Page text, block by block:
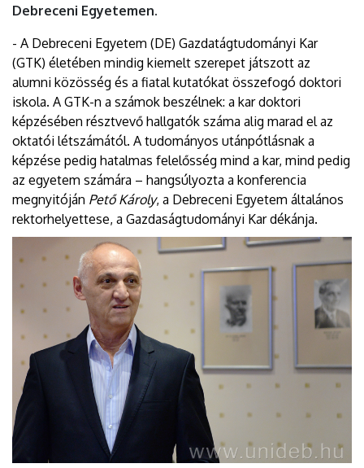
Debreceni Egyetemen.
- A Debreceni Egyetem (DE) Gazdatágtudományi Kar
(GTK) életében mindig kiemelt szerepet játszott az
alumni közösség és a fiatal kutatókat összefogó doktori
iskola. A GTK-n a számok beszélnek: a kar doktori
képzésében résztvevő hallgatók száma alig marad el az
oktatói létszámától. A tudományos utánpótlásnak a
képzése pedig hatalmas felelősség mind a kar, mind pedig
az egyetem számára – hangsúlyozta a konferencia
megnyitóján Pető Károly, a Debreceni Egyetem általános
rektorhelyettese, a Gazdaságtudományi Kar dékánja.